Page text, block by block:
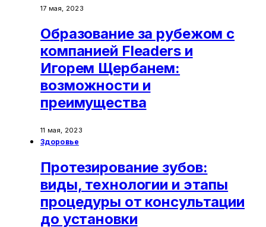
17 мая, 2023
Образование за рубежом с
компанией Fleaders и
Игорем Щербанем:
возможности и
преимущества
11 мая, 2023
Здоровье
Протезирование зубов:
виды, технологии и этапы
процедуры от консультации
до установки